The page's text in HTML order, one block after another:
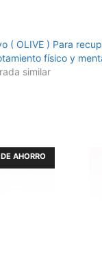
( OLIVE ) Para
físico y
similar
DE AHORRO